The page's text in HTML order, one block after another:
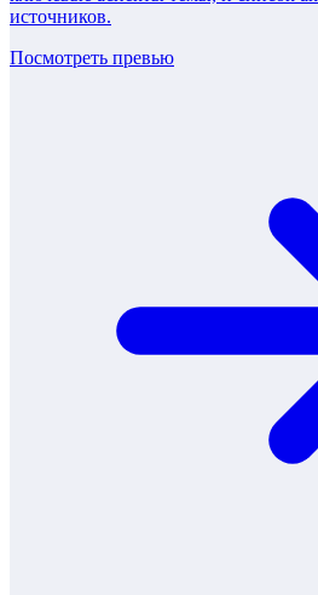
источников.
Посмотреть превью